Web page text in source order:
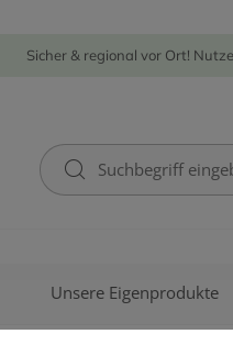
Sicher & regional vor Ort!
Unsere Eigenprodukte